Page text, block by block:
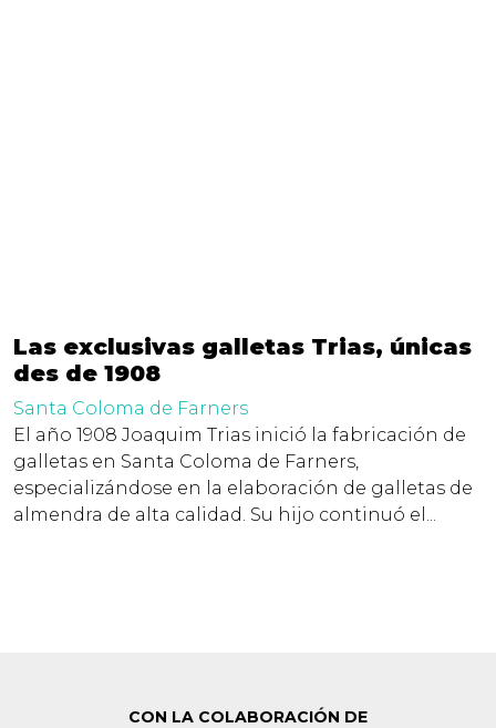
Las exclusivas galletas Trias, únicas
des de 1908
Santa Coloma de Farners
El año 1908 Joaquim Trias inició la fabricación de
galletas en Santa Coloma de Farners,
especializándose en la elaboración de galletas de
almendra de alta calidad. Su hijo continuó el...
CON LA COLABORACIÓN DE